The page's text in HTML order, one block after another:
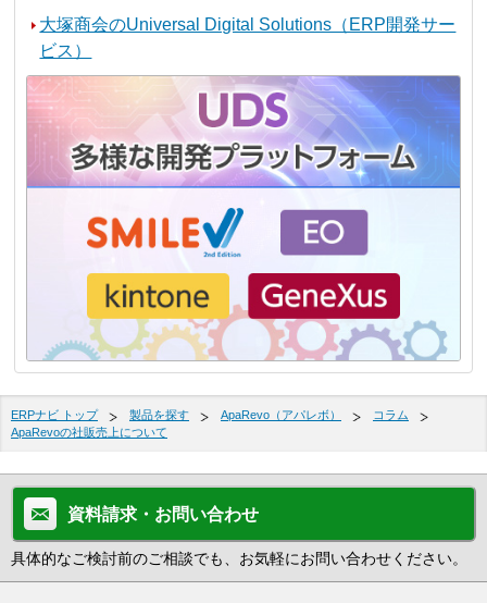
大塚商会のUniversal Digital Solutions（ERP開発サー
ビス）
ERPナビ トップ 製品を探す ApaRevo（アパレボ）
コラム
ApaRevoの社販売上について
資料請求・お問い合わせ
具体的なご検討前のご相談でも、お気軽にお問い合わせください。